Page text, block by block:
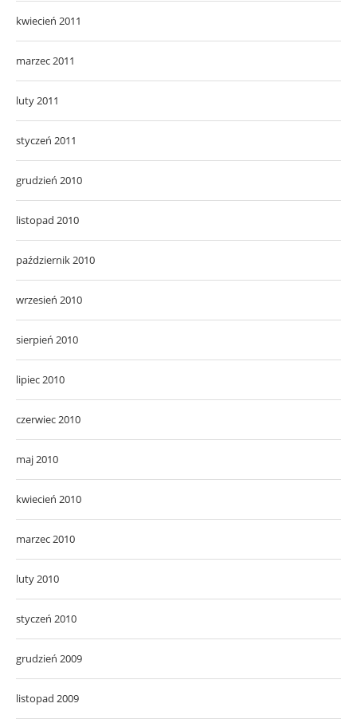
kwiecień 2011
marzec 2011
luty 2011
styczeń 2011
grudzień 2010
listopad 2010
październik 2010
wrzesień 2010
sierpień 2010
lipiec 2010
czerwiec 2010
maj 2010
kwiecień 2010
marzec 2010
luty 2010
styczeń 2010
grudzień 2009
listopad 2009